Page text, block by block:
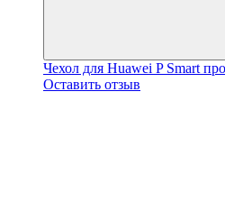
Чехол для Huawei P Smart
Оставить отзыв